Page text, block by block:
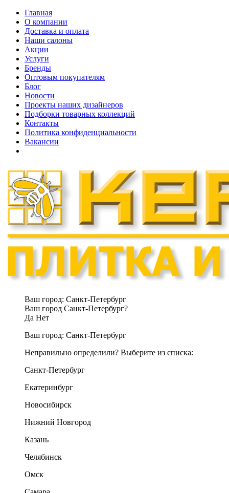
Главная
О компании
Доставка и оплата
Наши cалоны
Акции
Услуги
Бренды
Оптовым покупателям
Блог
Новости
Проекты наших дизайнеров
Подборки товарных коллекций
Контакты
Политика конфиденциальности
Вакансии
Ваш город: Санкт-Петербург
Ваш город Санкт-Петербург?
Да Нет
Ваш город: Санкт-Петербург
Неправильно определили? Выберите из списка:
Санкт-Петербург
Екатеринбург
Новосибирск
Нижний Новгород
Казань
Челябинск
Омск